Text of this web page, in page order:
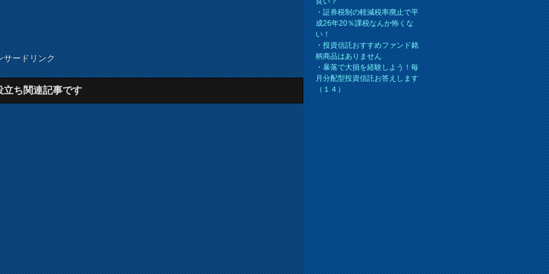
サードリンク
立ち関連記事です
・証券税制の軽減税率廃止で平
成26年20％課税なんか怖くな
い！
・投資信託おすすめファンド銘
柄商品はありません
・暴落で大損を経験しよう！毎
月分配型投資信託お答えします
（１４）